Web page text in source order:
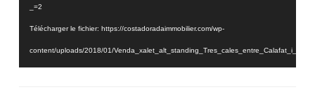
_=2
Télécharger le fichier: https://costadoradaimmobilier.com/wp-
content/uploads/2018/01/